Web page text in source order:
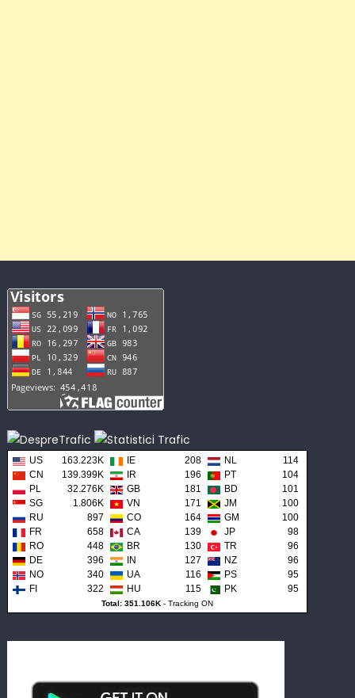
US 163.223K IE 208 NL
114
CN
139.399K IR 196 PT
104
PL
32.276K GB 181 BD
101
SG
1.806K VN 171 JM
100
RU
897 CO 164 GM
100
FR
658 CA 139 JP
98
RO
448 BR 130 TR
96
DE
396 IN 127 NZ
96
NO
340 UA 116 PS
95
FI
322 HU 115 PK 95
Total: 351.106K- Tracking ON